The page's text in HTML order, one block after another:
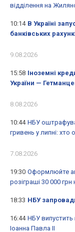
відділення на
10:14 В Україні
банківських
9.08.2026
15:58 Іноземні
України —
8.08.2026
10:44 НБУ
гривень у липні:
7.08.2026
19:30 Оформлюйте
розіграші 30 000 грн
18:33 НБУ
16:44 НБУ випустить
Іоанна Павла II